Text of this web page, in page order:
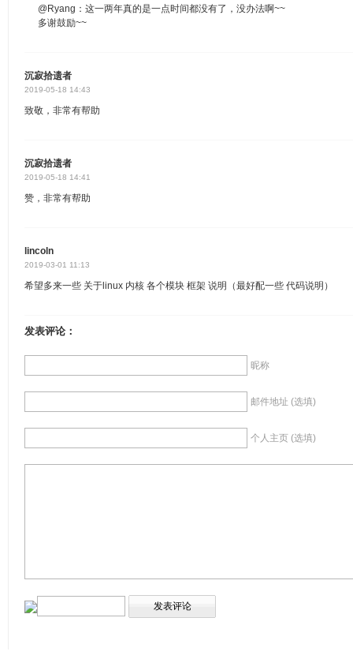
@Ryang：这一两年真的是一点时间都没有了，没办法啊~~
多谢鼓励~~
沉寂拾遗者
2019-05-18 14:43
致敬，非常有帮助
沉寂拾遗者
2019-05-18 14:41
赞，非常有帮助
lincoln
2019-03-01 11:13
希望多来一些 关于linux 内核 各个模块 框架 说明（最好配一些 代码说明）
发表评论：
昵称
邮件地址 (选填)
个人主页 (选填)